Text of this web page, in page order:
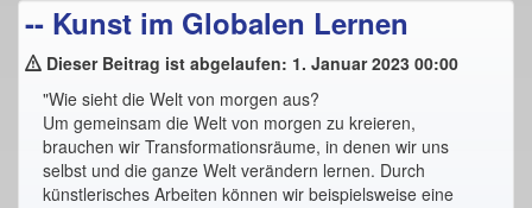
-- Kunst im Globalen Lernen
Dieser Beitrag ist abgelaufen: 1. Januar 2023 00:00
"Wie sieht die Welt von morgen aus?
Um gemeinsam die Welt von morgen zu kreieren,
brauchen wir Transformationsräume, in denen wir uns
selbst und die ganze Welt verändern lernen. Durch
künstlerisches Arbeiten können wir beispielsweise eine